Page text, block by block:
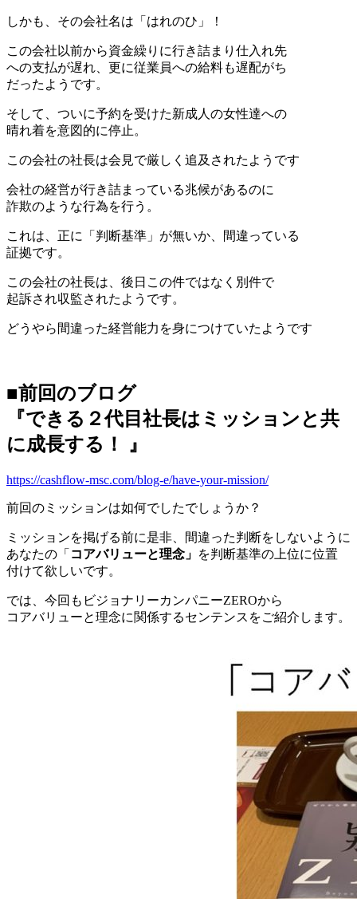
しかも、その会社名は「はれのひ」！
この会社以前から資金繰りに行き詰まり仕入れ先
への支払が遅れ、更に従業員への給料も遅配がち
だったようです。
そして、ついに予約を受けた新成人の女性達への
晴れ着を意図的に停止。
この会社の社長は会見で厳しく追及されたようです
会社の経営が行き詰まっている兆候があるのに
詐欺のような行為を行う。
これは、正に「判断基準」が無いか、間違っている
証拠です。
この会社の社長は、後日この件ではなく別件で
起訴され収監されたようです。
どうやら間違った経営能力を身につけていたようです
■前回のブログ
『できる２代目社長はミッションと共
に成長する！
』
https://cashflow-msc.com/blog-e/have-your-mission/
前回のミッションは如何でしたでしょうか？
ミッションを掲げる前に是非、間違った判断をしないように
あなたの「 コアバリューと理念」 を判断基準の上位に位置
付けて欲しいです。
では、今回もビジョナリーカンパニーZEROから
コアバリューと理念に関係するセンテンスをご紹介します。